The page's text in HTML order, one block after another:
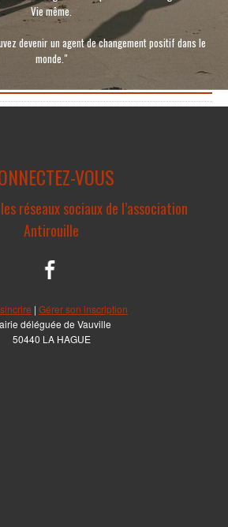
Vie même.
devenir un agent de changement positif dans le
monde."
VOUS
réseaux sociaux de l’association
Antirouille
| Gérer son inscription
déléguée de Vauville
50440 LA HAGUE